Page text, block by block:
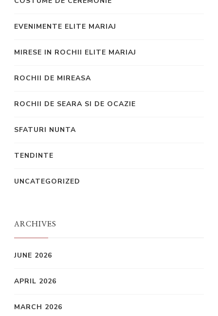
EVENIMENTE ELITE MARIAJ
MIRESE IN ROCHII ELITE MARIAJ
ROCHII DE MIREASA
ROCHII DE SEARA SI DE OCAZIE
SFATURI NUNTA
TENDINTE
UNCATEGORIZED
ARCHIVES
JUNE 2026
APRIL 2026
MARCH 2026